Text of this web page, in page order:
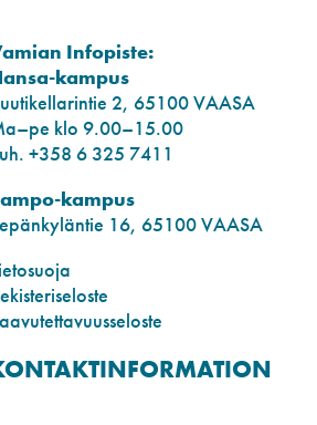
Infopiste:
kampus
2, 65100 VAASA
klo 9.00–15.00
+358 6 325 7411
kampus
16, 65100 VAASA